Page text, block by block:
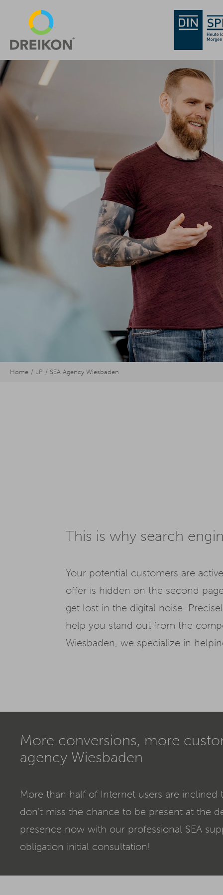
Home LP SEA Agency Wiesbaden
This is why search
Your potential customers are
offer is hidden on the second
get lost in the digital noise.
help you stand out from the
Wiesbaden, we specialize in
More conversions, more
agency Wiesbaden
More than half of Internet users are
don't miss the chance to be present at the
presence now with our professional SEA
obligation initial consultation!